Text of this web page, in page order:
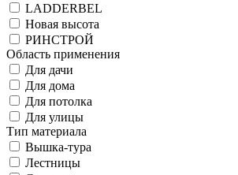
LADDERBEL
Новая высота
РИНСТРОЙ
Область применения
Для дачи
Для дома
Для потолка
Для улицы
Тип материала
Вышка-тура
Лестницы